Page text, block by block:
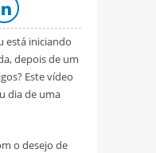
está iniciando
depois de um
Este vídeo
dia de uma
o desejo de